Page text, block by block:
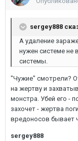
sergey888
А удаление
нужен системе не
системы.
"Чужие" смотрели?
на жертву и
монстра. Убей его -
захочет - жертва
вредоносов бывает
sergey888